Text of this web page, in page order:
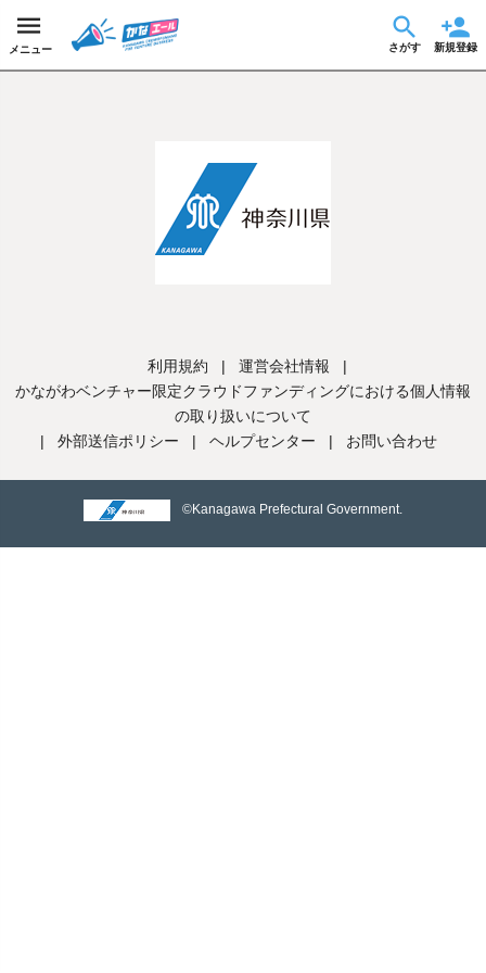
メニュー さがす 新規登録
利用規約 | 運営会社情報
|
かながわベンチャー限定クラウドファンディングにおける個人情報
の取り扱いについて
|
外部送信ポリシー | ヘルプセンター | お問い合わせ
©Kanagawa Prefectural Government.